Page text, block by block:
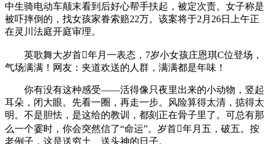
中生骑电动车颠末看到后好心帮手扶起，被定次责。女子称是
被吓摔倒的，找女孩家眷索赔22万。该案将于2月26日上午正
在灵川法庭开庭审理。
英歌舞大岁首年月一表态，7岁小女孩庄恩琪C位登场，
气场满满！网友：夹道欢送的人群，满满都是年味！
你有没有这种感受——活得像只夜里出来的小动物，竖起
耳朵，闭大眼。先看一圈，再走一步。风险算得太清，掂得太
明。不是胆怯，是这给的教训，都刻正在骨子里了。可总有那
么一个霎时，你会突然信了“命运”。岁首年月五，破五。按
老例子，这是送穷土、送头神的日子。